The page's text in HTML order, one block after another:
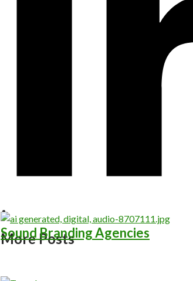
More Posts
Sound Branding Agencies